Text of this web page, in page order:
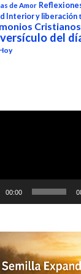
de Amor
Interior y liberación
Cristianos
versículo del
00:00